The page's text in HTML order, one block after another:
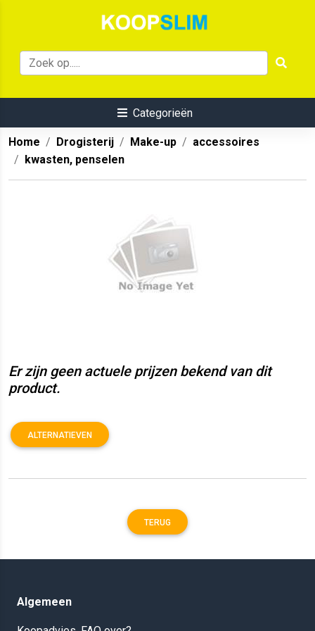
Categorieën
Home Drogisterij Make-up
accessoires
kwasten, penselen
Er zijn geen actuele prijzen bekend van dit
product.
ALTERNATIEVEN
TERUG
Algemeen